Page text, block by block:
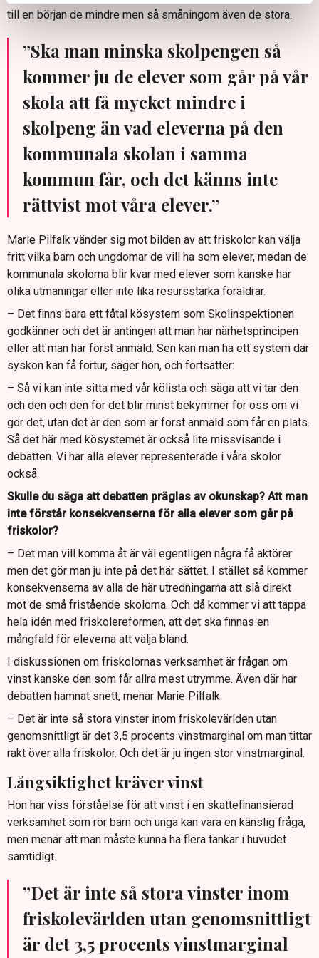
till en början de mindre men så småningom även de stora.
”Ska man minska skolpengen så
kommer ju de elever som går på vår
skola att få mycket mindre i
skolpeng än vad eleverna på den
kommunala skolan i samma
kommun får, och det känns inte
rättvist mot våra elever.”
Marie Pilfalk vänder sig mot bilden av att friskolor kan välja
fritt vilka barn och ungdomar de vill ha som elever, medan de
kommunala skolorna blir kvar med elever som kanske har
olika utmaningar eller inte lika resursstarka föräldrar.
– Det finns bara ett fåtal kösystem som Skolinspektionen
godkänner och det är antingen att man har närhetsprincipen
eller att man har först anmäld. Sen kan man ha ett system där
syskon kan få förtur, säger hon, och fortsätter:
– Så vi kan inte sitta med vår kölista och säga att vi tar den
och den och den för det blir minst bekymmer för oss om vi
gör det, utan det är den som är först anmäld som får en plats.
Så det här med kösystemet är också lite missvisande i
debatten. Vi har alla elever representerade i våra skolor
också.
Skulle du säga att debatten präglas av okunskap? Att man
inte förstår konsekvenserna för alla elever som går på
friskolor?
– Det man vill komma åt är väl egentligen några få aktörer
men det gör man ju inte på det här sättet. I stället så kommer
konsekvenserna av alla de här utredningarna att slå direkt
mot de små fristående skolorna. Och då kommer vi att tappa
hela idén med friskolereformen, att det ska finnas en
mångfald för eleverna att välja bland.
I diskussionen om friskolornas verksamhet är frågan om
vinst kanske den som får allra mest utrymme. Även där har
debatten hamnat snett, menar Marie Pilfalk.
– Det är inte så stora vinster inom friskolevärlden utan
genomsnittligt är det 3,5 procents vinstmarginal om man tittar
rakt över alla friskolor. Och det är ju ingen stor vinstmarginal.
Långsiktighet kräver vinst
Hon har viss förståelse för att vinst i en skattefinansierad
verksamhet som rör barn och unga kan vara en känslig fråga,
men menar att man måste kunna ha flera tankar i huvudet
samtidigt.
”Det är inte så stora vinster inom
friskolevärlden utan genomsnittligt
är det 3,5 procents vinstmarginal